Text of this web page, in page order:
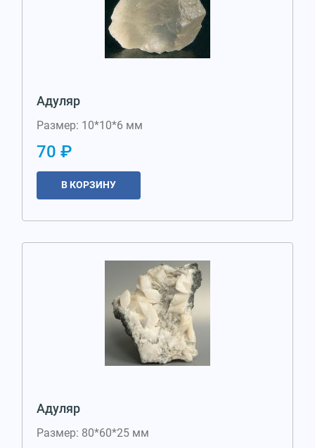
Адуляр
Размер: 10*10*6 мм
70 ₽
В КОРЗИНУ
Адуляр
Размер: 80*60*25 мм